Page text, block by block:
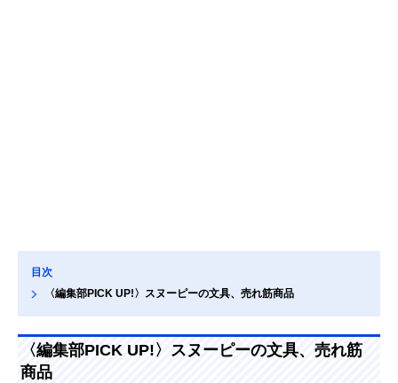
目次
〈編集部PICK UP!〉スヌーピーの文具、売れ筋商品
〈編集部PICK UP!〉スヌーピーの文具、売れ筋
商品